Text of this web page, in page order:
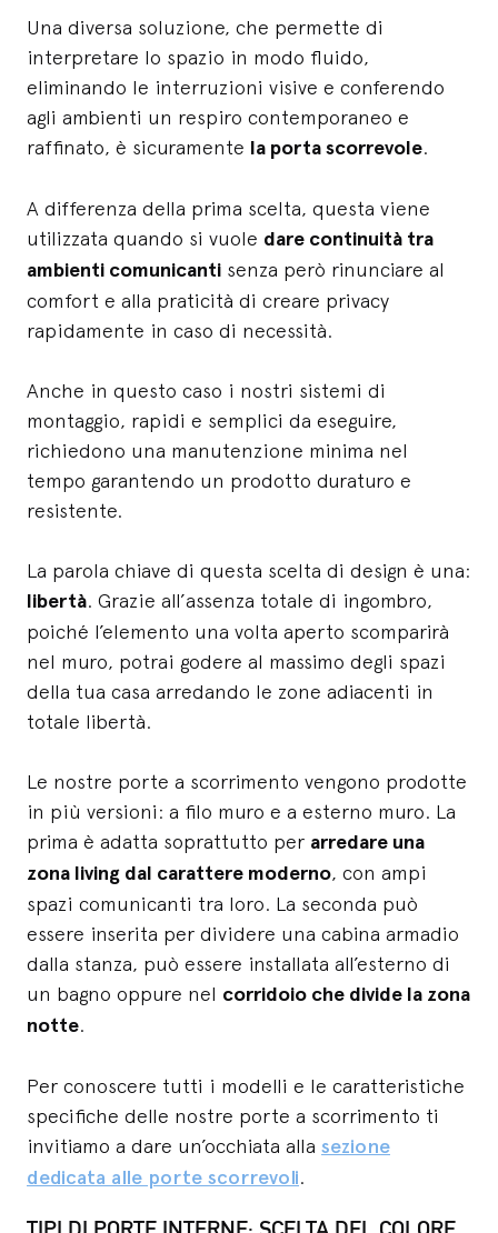
Una diversa soluzione, che permette di
interpretare lo spazio in modo fluido,
eliminando le interruzioni visive e conferendo
agli ambienti un respiro contemporaneo e
raffinato, è sicuramente la porta scorrevole.
A differenza della prima scelta, questa viene
utilizzata quando si vuole dare continuità tra
ambienti comunicanti senza però rinunciare al
comfort e alla praticità di creare privacy
rapidamente in caso di necessità.
Anche in questo caso i nostri sistemi di
montaggio, rapidi e semplici da eseguire,
richiedono una manutenzione minima nel
tempo garantendo un prodotto duraturo e
resistente.
La parola chiave di questa scelta di design è una:
libertà. Grazie all’assenza totale di ingombro,
poiché l’elemento una volta aperto scomparirà
nel muro, potrai godere al massimo degli spazi
della tua casa arredando le zone adiacenti in
totale libertà.
Le nostre porte a scorrimento vengono prodotte
in più versioni: a filo muro e a esterno muro. La
prima è adatta soprattutto per arredare una
zona living dal carattere moderno, con ampi
spazi comunicanti tra loro. La seconda può
essere inserita per dividere una cabina armadio
dalla stanza, può essere installata all’esterno di
un bagno oppure nel corridoio che divide la zona
notte.
Per conoscere tutti i modelli e le caratteristiche
specifiche delle nostre porte a scorrimento ti
invitiamo a dare un’occhiata alla sezione
dedicata alle porte scorrevoli.